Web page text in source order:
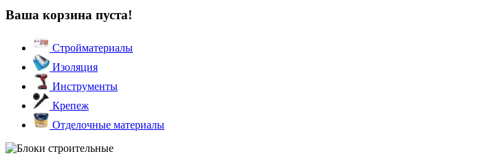
Ваша корзина пуста!
Стройматериалы
Изоляция
Инструменты
Крепеж
Отделочные материалы